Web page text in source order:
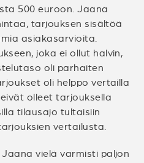
500 euroon. Jaana
tarjouksen sisältöä
asiakasarvioita.
joka ei ollut halvin,
oli parhaiten
oli helppo vertailla
olleet tarjouksella
tilausajo tultaisiin
vertailusta.
vielä varmisti paljon